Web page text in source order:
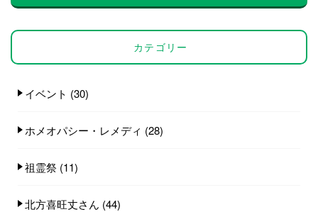
カテゴリー
イベント (30)
ホメオパシー・レメディ (28)
祖霊祭 (11)
北方喜旺丈さん (44)